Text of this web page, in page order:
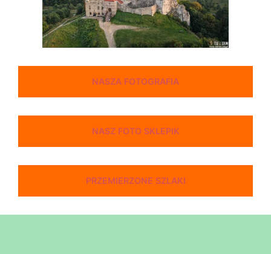
NASZA FOTOGRAFIA
NASZ FOTO SKLEPIK
PRZEMIERZONE SZLAKI